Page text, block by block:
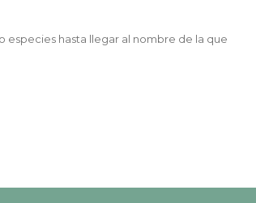
hasta llegar al nombre de la que